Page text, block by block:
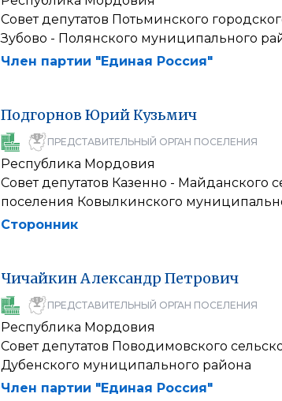
Совет депутатов Потьминского
Зубово - Полянского муниципального
Член партии "Единая Россия"
Подгорнов Юрий Кузьмич
ПРЕДСТАВИТЕЛЬНЫЙ ОРГАН ПОСЕЛЕНИЯ
Республика Мордовия
Совет депутатов Казенно - Майданского
поселения Ковылкинского
Сторонник
ЧичайкинАлександр Петрович
ПРЕДСТАВИТЕЛЬНЫЙ ОРГАН ПОСЕЛЕНИЯ
Республика Мордовия
Совет депутатов Поводимовского
Дубенского муниципального района
Член партии "Единая Россия"